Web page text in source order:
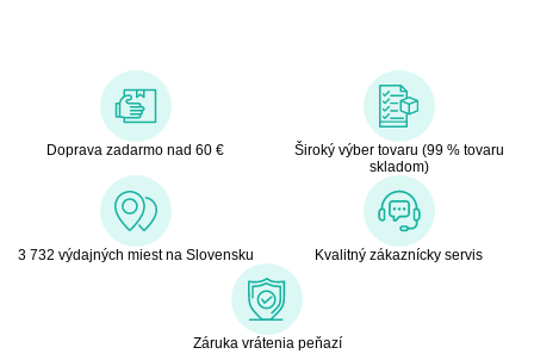
Doprava zadarmo nad 60 €
Široký výber tovaru (99 % tovaru
skladom)
3 732 výdajných miest na Slovensku Kvalitný zákaznícky servis
Záruka vrátenia peňazí